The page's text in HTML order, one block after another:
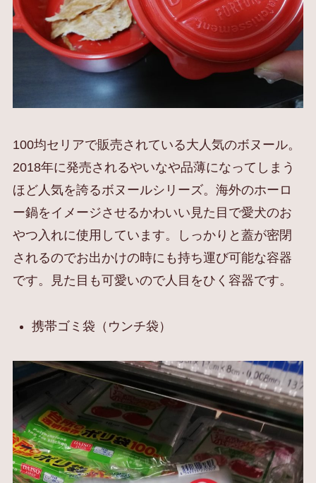
100均セリアで販売されている大人気のボヌール。
2018年に発売されるやいなや品薄になってしまう
ほど人気を誇るボヌールシリーズ。海外のホーロ
ー鍋をイメージさせるかわいい見た目で愛犬のお
やつ入れに使用しています。しっかりと蓋が密閉
されるのでお出かけの時にも持ち運び可能な容器
です。見た目も可愛いので人目をひく容器です。
携帯ゴミ袋（ウンチ袋）